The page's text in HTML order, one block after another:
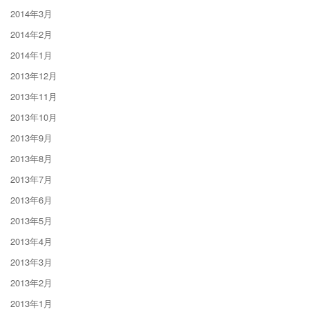
2014年3月
2014年2月
2014年1月
2013年12月
2013年11月
2013年10月
2013年9月
2013年8月
2013年7月
2013年6月
2013年5月
2013年4月
2013年3月
2013年2月
2013年1月